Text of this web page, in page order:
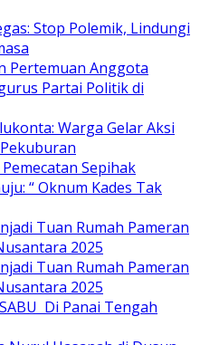
Stop Polemik, Lindungi
Pertemuan Anggota
Partai Politik di
Warga Gelar Aksi
Sepihak
“ Oknum Kades Tak
Tuan Rumah Pameran
2025
Tuan Rumah Pameran
2025
SABU Di Panai Tengah